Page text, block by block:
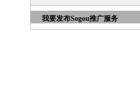
我要发布Sogou推广服务